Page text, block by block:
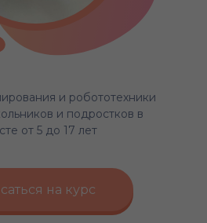
и робототехники
и подростков в
от 5 до 17 лет
на курс